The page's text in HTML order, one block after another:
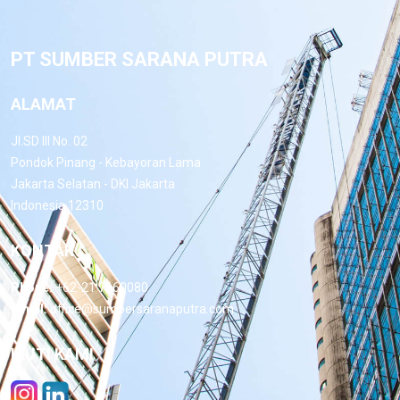
PT SUMBER SARANA PUTRA
ALAMAT
Jl.SD III No. 02
Pondok Pinang - Kebayoran Lama
Jakarta Selatan - DKI Jakarta
Indonesia 12310
KONTAK
Phone: +62-21 7660080
Email:office@sumbersaranaputra.com
IKUTI KAMI